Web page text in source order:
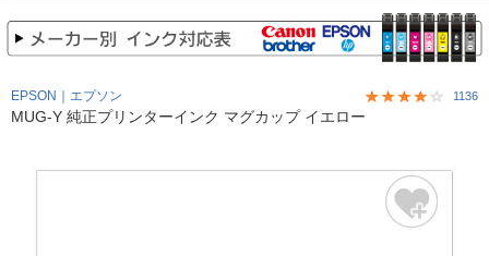
EPSON｜エプソン 1136
MUG-Y 純正プリンターインク マグカップ イエロー